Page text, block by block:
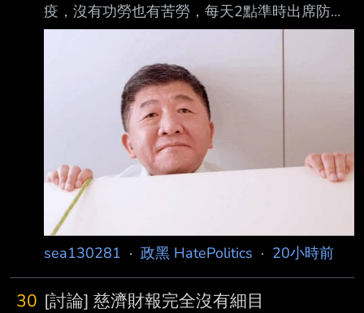
疫，沒有功勞也有苦勞，每天2點準時出席防疫
記者會 當年不少人守著2點看他報數字 比當年八
臣的他 怎麼會輸將近十個百分點? --
sea130281 · 政黑 HatePolitics · 20小時前
30 [討論] 慈濟財報完全沒有細目